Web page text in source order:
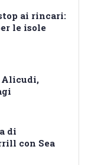
ai rincari:
le isole
Alicudi,
di
con Sea